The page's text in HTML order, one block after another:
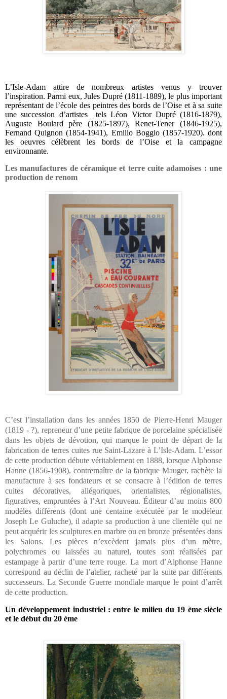
L’Isle-Adam attire de nombreux artistes venus y trouver
l’inspiration. Parmi eux, Jules Dupré (1811-1889), le plus important
représentant de l’école des peintres des bords de l’Oise et à sa suite
une succession d’artistes
tels Léon Victor Dupré (1816-1879),
Auguste Boulard père (1825-1897), Renet-Tener (1846-1925),
Fernand Quignon (1854-1941), Emilio Boggio (1857-1920). dont
les oeuvres célèbrent les bords de l’Oise et la campagne
environnante.
Les manufactures de céramique et terre cuite adamoises : une
production de renom
C’est l’installation dans les années 1850 de Pierre-Henri Mauger
(1819 - ?), repreneur d’une petite fabrique de porcelaine spécialisée
dans les objets de dévotion, qui marque le point de départ de la
fabrication de terres cuites rue Saint-Lazare à L’Isle-Adam. L’essor
de cette production débute véritablement en 1888, lorsque Alphonse
Hanne (1856-1908), contremaître de la fabrique Mauger, rachète la
manufacture à ses fondateurs et se consacre à l’édition de terres
cuites décoratives, allégoriques, orientalistes, régionalistes,
figuratives, empruntées à l’Art Nouveau. Éditeur d’au moins 800
modèles différents (dont une centaine exécutée par le modeleur
Joseph Le Guluche), il adapte sa production à une clientèle qui ne
peut acquérir les sculptures en marbre ou en bronze présentées dans
les Salons.
Les pièces
n’excèdent jamais plus d’un mètre,
polychromes ou laissées au naturel,
toutes sont réalisées par
estampage à partir d’une terre rouge. La mort d’Alphonse Hanne
correspond au déclin de l’atelier, racheté par la suite par différents
successeurs. La Seconde Guerre mondiale marque le point d’arrêt
de cette production.
Un développement industriel : entre le milieu du 19 ème siècle
et le début du 20 ème